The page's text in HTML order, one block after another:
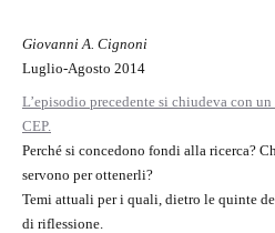
Giovanni A. Cignoni
Luglio-Agosto 2014
L’episodio precedente si chiudeva con
CEP.
Perché si concedono fondi alla ricerca?
servono per ottenerli?
Temi attuali per i quali, dietro le quinte
di riflessione.